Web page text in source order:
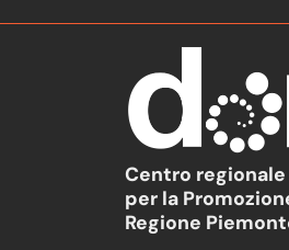
Centro
per la
Regione